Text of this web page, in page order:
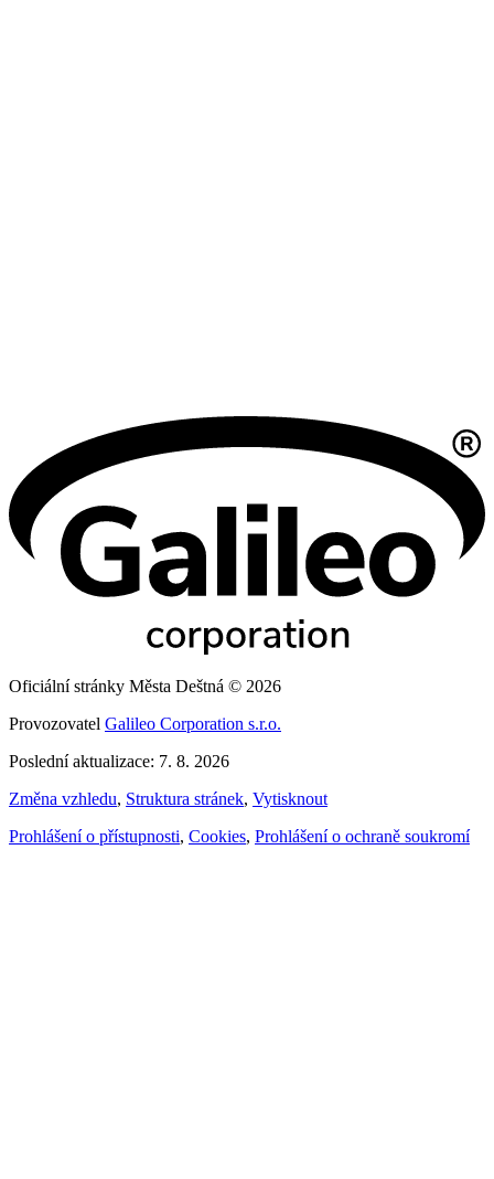
Oficiální stránky Města Deštná © 2026
Provozovatel Galileo Corporation s.r.o.
Poslední aktualizace: 7. 8. 2026
Změna vzhledu, Struktura stránek, Vytisknout
Prohlášení o přístupnosti, Cookies, Prohlášení o ochraně soukromí